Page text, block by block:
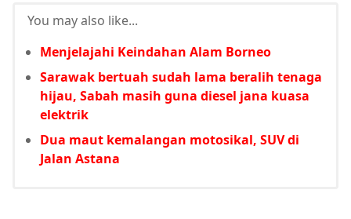
You may also like...
Menjelajahi Keindahan Alam Borneo
Sarawak bertuah sudah lama beralih tenaga
hijau, Sabah masih guna diesel jana kuasa
elektrik
Dua maut kemalangan motosikal, SUV di
Jalan Astana